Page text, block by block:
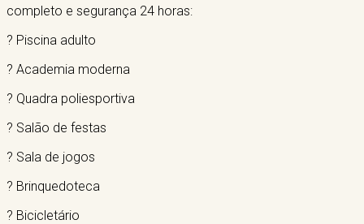
completo e segurança 24 horas:
? Piscina adulto
? Academia moderna
? Quadra poliesportiva
? Salão de festas
? Sala de jogos
? Brinquedoteca
? Bicicletário